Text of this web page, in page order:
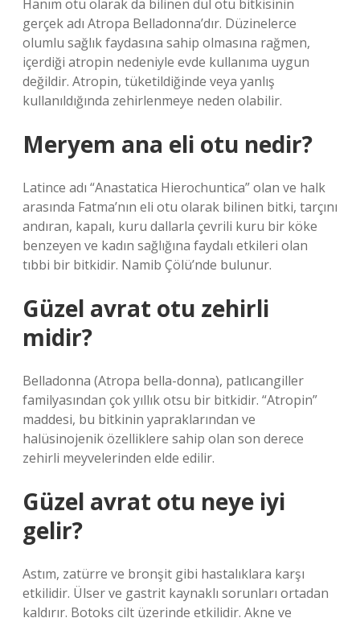
Hanım otu olarak da bilinen dul otu bitkisinin
gerçek adı Atropa Belladonna’dır. Düzinelerce
olumlu sağlık faydasına sahip olmasına rağmen,
içerdiği atropin nedeniyle evde kullanıma uygun
değildir. Atropin, tüketildiğinde veya yanlış
kullanıldığında zehirlenmeye neden olabilir.
Meryem ana eli otu nedir?
Latince adı “Anastatica Hierochuntica” olan ve halk
arasında Fatma’nın eli otu olarak bilinen bitki, tarçını
andıran, kapalı, kuru dallarla çevrili kuru bir köke
benzeyen ve kadın sağlığına faydalı etkileri olan
tıbbi bir bitkidir. Namib Çölü’nde bulunur.
Güzel avrat otu zehirli
midir?
Belladonna (Atropa bella-donna), patlıcangiller
familyasından çok yıllık otsu bir bitkidir. “Atropin”
maddesi, bu bitkinin yapraklarından ve
halüsinojenik özelliklere sahip olan son derece
zehirli meyvelerinden elde edilir.
Güzel avrat otu neye iyi
gelir?
Astım, zatürre ve bronşit gibi hastalıklara karşı
etkilidir. Ülser ve gastrit kaynaklı sorunları ortadan
kaldırır. Botoks cilt üzerinde etkilidir. Akne ve